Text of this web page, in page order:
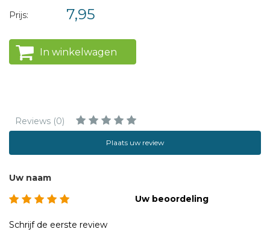
Prijs: 7,95
In winkelwagen
Reviews (0)
Plaats uw review
Uw naam
Uw beoordeling
Schrijf de eerste review